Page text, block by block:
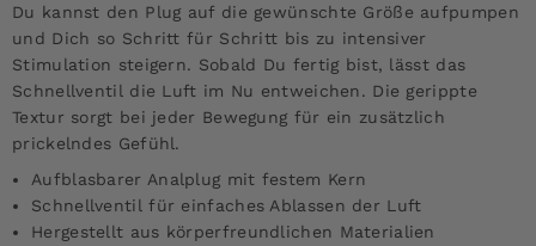
Du kannst den Plug auf die gewünschte Größe aufpumpen
und Dich so Schritt für Schritt bis zu intensiver
Stimulation steigern. Sobald Du fertig bist, lässt das
Schnellventil die Luft im Nu entweichen. Die gerippte
Textur sorgt bei jeder Bewegung für ein zusätzlich
prickelndes Gefühl.
Aufblasbarer Analplug mit festem Kern
Schnellventil für einfaches Ablassen der Luft
Hergestellt aus körperfreundlichen Materialien